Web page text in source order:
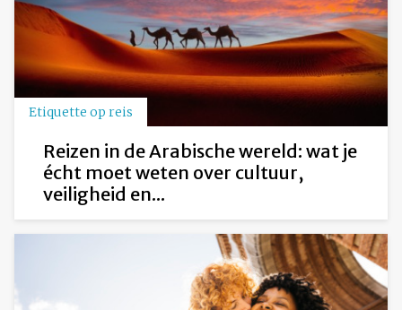
Etiquette op reis
Reizen in de Arabische wereld: wat je
écht moet weten over cultuur,
veiligheid en...